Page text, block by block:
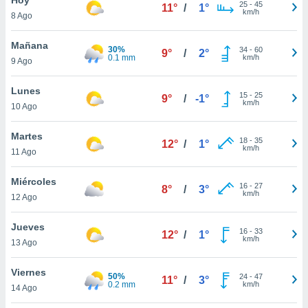
y
en
más
de
8 Ago
11° / 1° 25- 45
km/h
Mañana
9 Ago
30%
0.1 mm
9° / 2° 34- 60
km/h
Lunes
10 Ago
9° / -1° 15- 25
km/h
Martes
11 Ago
12° / 1° 18- 35
km/h
Miércoles
12 Ago
8° / 3° 16- 27
km/h
Jueves
13 Ago
12° / 1° 16- 33
km/h
Viernes
14 Ago
50%
0.2 mm
11° / 3° 24- 47
km/h